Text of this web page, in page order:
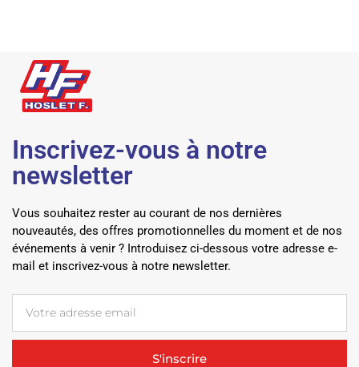
Inscrivez-vous à notre
newsletter
Vous souhaitez rester au courant de nos dernières
nouveautés, des offres promotionnelles du moment et de nos
événements à venir ? Introduisez ci-dessous votre adresse e-
mail et inscrivez-vous à notre newsletter.
S'inscrire